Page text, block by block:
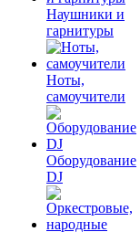
Наушники и
гарнитуры
Ноты,
самоучители
Оборудование
DJ